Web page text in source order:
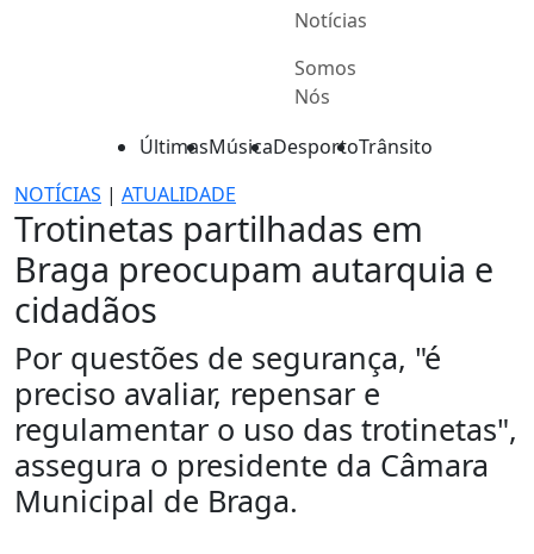
Notícias
Somos
Nós
ÚltimasMúsicaDesportoTrânsito
NOTÍCIAS | ATUALIDADE
Trotinetas partilhadas em
Braga preocupam autarquia e
cidadãos
Por questões de segurança, "é
preciso avaliar, repensar e
regulamentar o uso das trotinetas",
assegura o presidente da Câmara
Municipal de Braga.